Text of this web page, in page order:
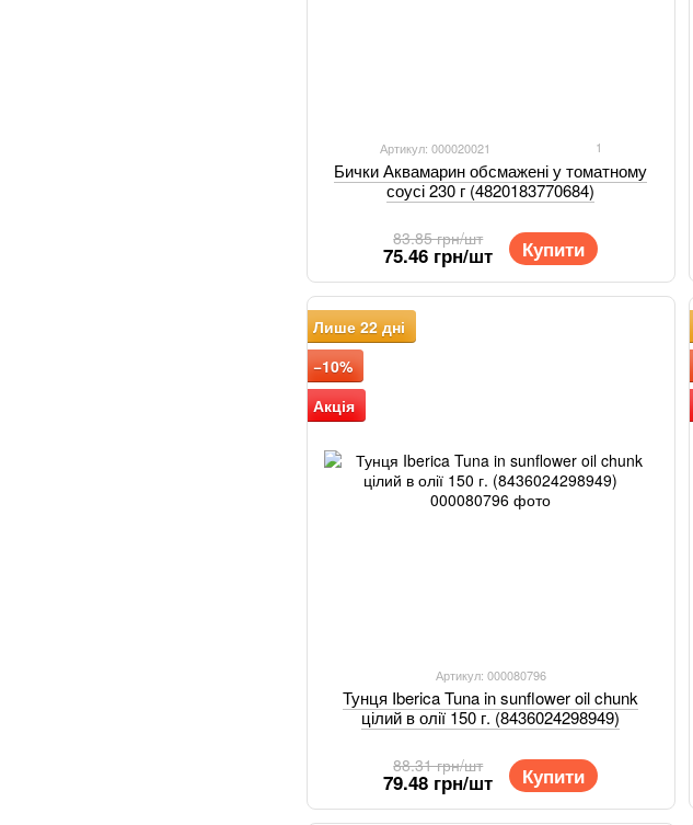
Артикул: 000020021 1
Бички Аквамарин обсмажені у томатному
соусі 230 г (4820183770684)
83.85 грн/шт
75.46 грн/шт Купити
Лише 22 дні
−10%
Акція
Артикул: 000080796
Тунця Iberica Tuna in sunflower oil chunk
цілий в олії 150 г. (8436024298949)
88.31 грн/шт
79.48 грн/шт Купити